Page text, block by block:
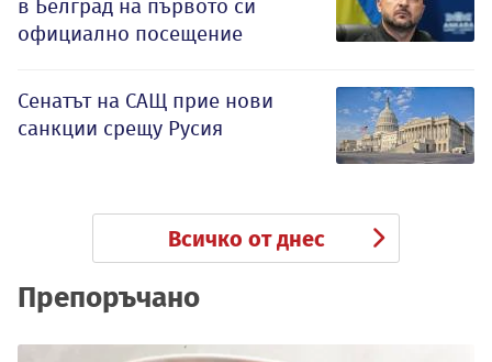
в Белград на първото си
официално посещение
Сенатът на САЩ прие нови
санкции срещу Русия
Всичко от днес
Препоръчано